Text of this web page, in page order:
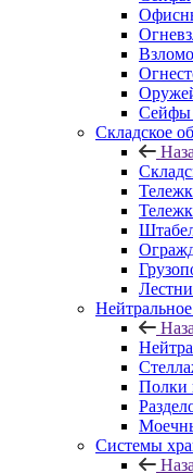
Сейфы
Складское
Полки
Системы